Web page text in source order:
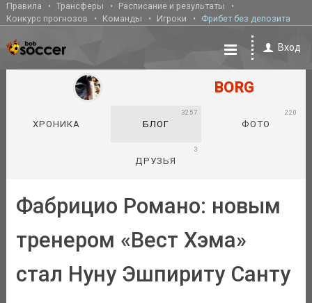
Правила Трансферы
Расписание и результаты
Конкурс прогнозов
Команды Игроки Фрибет без депозита
Вход
BORG
ХРОНИКА БЛОГ
3257
ФОТО
220
ДРУЗЬЯ
3
Фабрицио Романо: новым
тренером «Вест Хэма»
стал Нуну Эшпириту Санту